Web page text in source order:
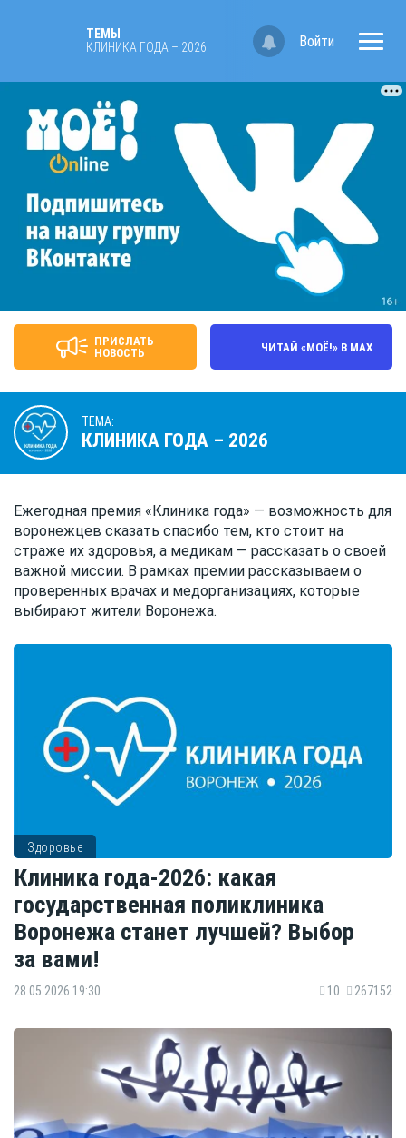
ТЕМЫ
КЛИНИКА ГОДА – 2026
Войти
ПРИСЛАТЬ
НОВОСТЬ
ЧИТАЙ «МОЁ!» В MAX
ТЕМА:
КЛИНИКА ГОДА – 2026
Ежегодная премия «Клиника года» — возможность для
воронежцев сказать спасибо тем, кто стоит на
страже их здоровья, а медикам — рассказать о своей
важной миссии. В рамках премии рассказываем о
проверенных врачах и медорганизациях, которые
выбирают жители Воронежа.
Здоровье
Клиника года-2026: какая
государственная поликлиника
Воронежа станет лучшей? Выбор
за вами!
28.05.2026 19:30 10 267152